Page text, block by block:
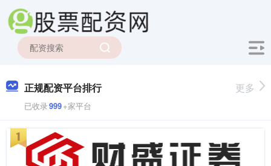
正规配资平台排行
已收录999+家平台
更多